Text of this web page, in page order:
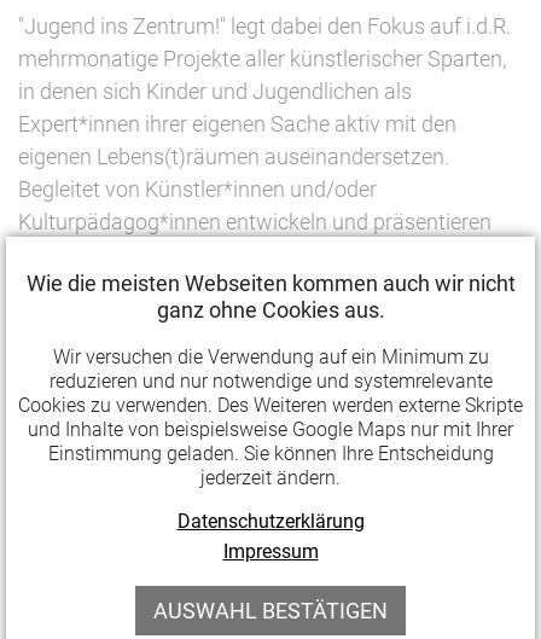
"Jugend ins Zentrum!" legt dabei den Fokus auf i.d.R.
mehrmonatige Projekte aller künstlerischer Sparten,
in denen sich Kinder und Jugendlichen als
Expert*innen ihrer eigenen Sache aktiv mit den
eigenen Lebens(t)räumen auseinandersetzen.
Begleitet von Künstler*innen und/oder
Kulturpädagog*innen entwickeln und präsentieren
Produktion. Soziokulturell Agieren heißt dabei, dass
die künstlerische und pädagogische Arbeit sich nicht
an den vermeintlichen Defiziten sondern an den
Stärken der Teilnehmenden orientiert und
wertschätzend ist. Alltag und Sozialraum der
Zielgruppe werden einbezogen, die aktiv am Projekt
beteiligt wird und buchstäblich im Zentrum steht.
Es können drei Formate beantragt werden:
Kurzformat Ferienwerkstatt,
Bewilligungszeitraum ca. 10 Wochen, 40
Wie die meisten Webseiten kommen auch wir nicht
ganz ohne Cookies aus.
Wir versuchen die Verwendung auf ein Minimum zu
reduzieren und nur notwendige und systemrelevante
Cookies zu verwenden. Des Weiteren werden externe Skripte
und Inhalte von beispielsweise Google Maps nur mit Ihrer
Einstimmung geladen. Sie können Ihre Entscheidung
jederzeit ändern.
Datenschutzerklärung
Impressum
AUSWAHL BESTÄTIGEN